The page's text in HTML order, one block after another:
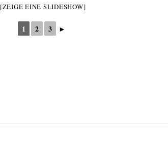
[ZEIGE EINE SLIDESHOW]
1 2 3 ►